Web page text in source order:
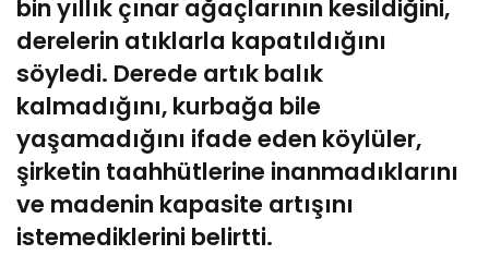
bin yıllık çınar ağaçlarının kesildiğini,
derelerin atıklarla kapatıldığını
söyledi. Derede artık balık
kalmadığını, kurbağa bile
yaşamadığını ifade eden köylüler,
şirketin taahhütlerine inanmadıklarını
ve madenin kapasite artışını
istemediklerini belirtti.